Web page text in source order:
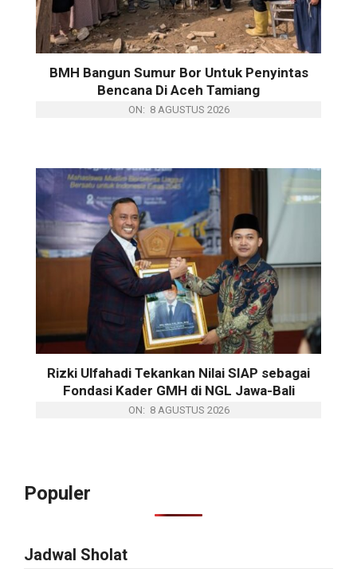
BMH Bangun Sumur Bor Untuk Penyintas
Bencana Di Aceh Tamiang
ON: 8 AGUSTUS 2026
Rizki Ulfahadi Tekankan Nilai SIAP sebagai
Fondasi Kader GMH di NGL Jawa-Bali
ON: 8 AGUSTUS 2026
Populer
Jadwal Sholat